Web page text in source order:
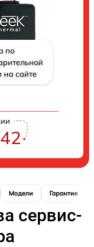
по
на сайте
Модели Гарантия
сервис-